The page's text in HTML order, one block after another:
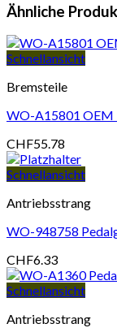
Ähnliche
Schnellansicht
Bremsteile
WO-A15801 OEM
CHF55.78
Schnellansicht
Antriebsstrang
WO-948758
CHF6.33
Schnellansicht
Antriebsstrang